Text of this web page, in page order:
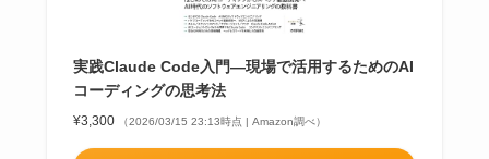
実践Claude Code入門―現場で活用するためのAI
コーディングの思考法
¥3,300 （2026/03/15 23:13時点 | Amazon調べ）